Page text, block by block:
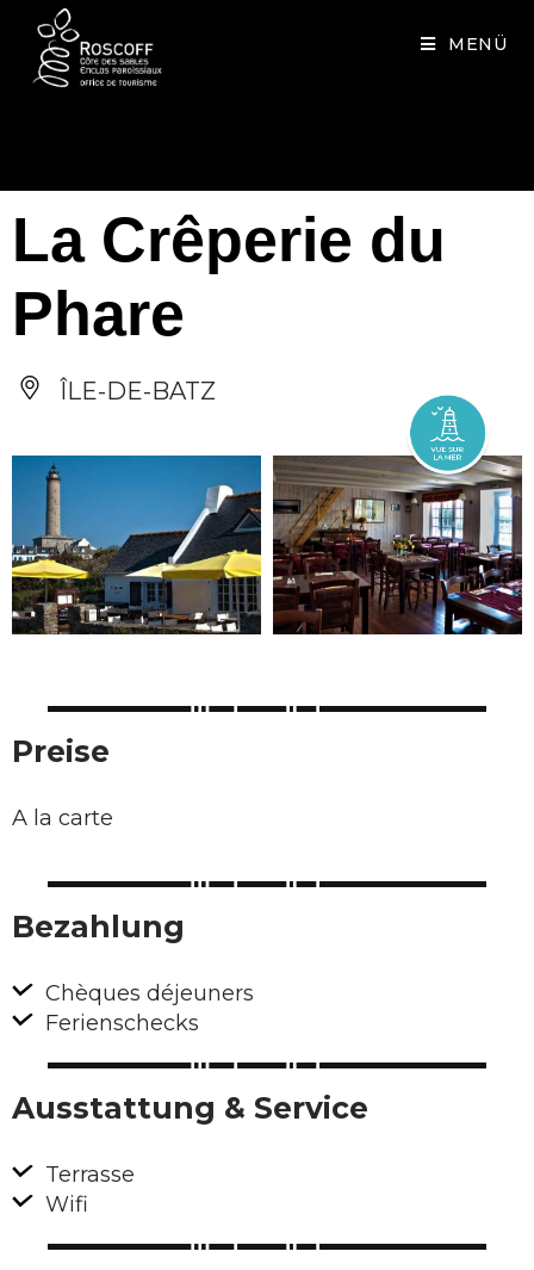
MENÜ
La Crêperie du
Phare
ÎLE-DE-BATZ
Preise
A la carte
Bezahlung
Chèques déjeuners
Ferienschecks
Ausstattung & Service
Terrasse
Wifi
Cookies management panel